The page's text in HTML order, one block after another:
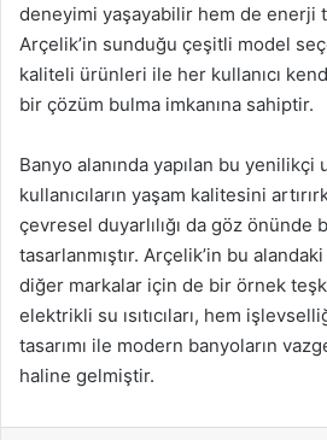
deneyimi yaşayabilir hem de enerji
Arçelik’in sunduğu çeşitli model
kaliteli ürünleri ile her kullanıcı
bir çözüm bulma imkanına sahiptir.
Banyo alanında yapılan bu yenilikçi
kullanıcıların yaşam kalitesini
çevresel duyarlılığı da göz önünde
tasarlanmıştır. Arçelik’in bu
diğer markalar için de bir örnek
elektrikli su ısıtıcıları, hem
tasarımı ile modern banyoların
haline gelmiştir.